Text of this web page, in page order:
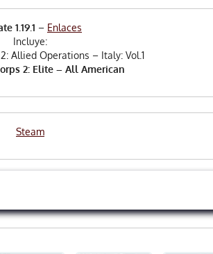
1.19.1 – Enlaces
Incluye:
2: Allied Operations – Italy: Vol.1
2: Elite – All American
Steam